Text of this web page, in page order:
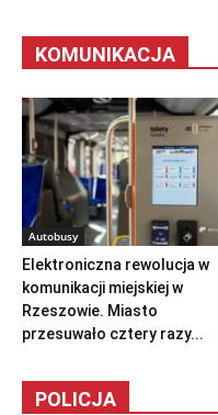
KOMUNIKACJA
Autobusy
Elektroniczna rewolucja w
komunikacji miejskiej w
Rzeszowie. Miasto
przesuwało cztery razy...
POLICJA